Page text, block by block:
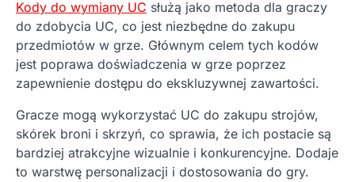
Kody do wymiany UC służą jako metoda dla graczy
do zdobycia UC, co jest niezbędne do zakupu
przedmiotów w grze. Głównym celem tych kodów
jest poprawa doświadczenia w grze poprzez
zapewnienie dostępu do ekskluzywnej zawartości.
Gracze mogą wykorzystać UC do zakupu strojów,
skórek broni i skrzyń, co sprawia, że ich postacie są
bardziej atrakcyjne wizualnie i konkurencyjne. Dodaje
to warstwę personalizacji i dostosowania do gry.